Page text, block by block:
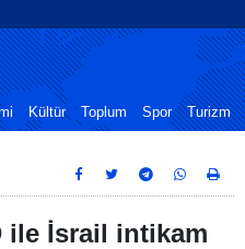
Kültür Toplum Spor Turizm
ile İsrail intikam